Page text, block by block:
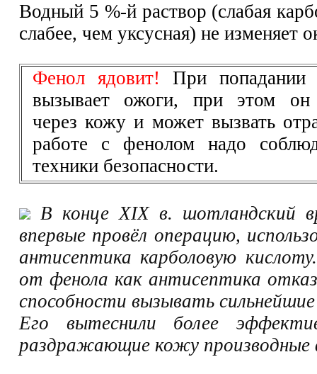
Водный 5 %-й раствор (слабая
слабее, чем уксусная) не изменяет
Фенол ядовит! При
вызывает ожоги, при этом он
через кожу и может вызвать
работе с фенолом надо
техники безопасности.
В конце XIX в. шотландский
впервые провёл операцию,
антисептика карболовую
от фенола как антисептика
способности вызывать
Его вытеснили более
раздражающие кожу производные